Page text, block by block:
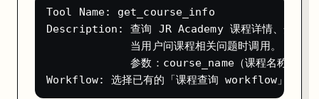
n8n MCP Server 暴露 3 个工具
：
Tool 1: check_pending_content
  描述：列出所有草稿状态的内容，包含标题、作者、创建时间
  实现：HTTP Request → 内容管理 API
Tool 2: publish_content
  描述：把指定内容从草稿发布到线上。需要 content_id 参数。
Tool Name: get_course_info
Description: 查询 JR Academy 课程详情、开课时
             当用户问课程相关问题时调用。
参数：course_name（课程名称，